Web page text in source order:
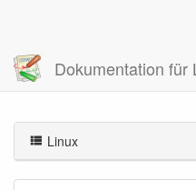
Dokumentation für
Zuletzt angesehen start
Linux